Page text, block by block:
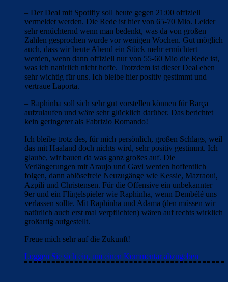
– Der Deal mit Spotifiy soll heute gegen 21:00 offiziell
vermeldet werden. Die Rede ist hier von 65-70 Mio. Leider
sehr ernüchternd wenn man bedenkt, was da von großen
Zahlen gesprochen wurde vor wenigen Wochen. Gut möglich
auch, dass wir heute Abend ein Stück mehr ernüchtert
werden, wenn dann offiziell nur von 55-60 Mio die Rede ist,
was ich natürlich nicht hoffe. Trotzdem ist dieser Deal eben
sehr wichtig für uns. Ich bleibe hier positiv gestimmt und
vertraue Laporta.
– Raphinha soll sich sehr gut vorstellen können für Barça
aufzulaufen und wäre sehr glücklich darüber. Das berichtet
kein geringerer als Fabrizio Romando!
Ich bleibe trotz des, für mich persönlich, großen Schlags, weil
das mit Haaland doch nichts wird, sehr positiv gestimmt. Ich
glaube, wir bauen da was ganz großes auf. Die
Verlängerungen mit Araujo und Gavi werden hoffentlich
folgen, dann ablösefreie Neuzugänge wie Kessie, Mazraoui,
Azpili und Christensen. Für die Offensive ein unbekannter
9er und ein Flügelspieler wie Raphinha, wenn Dembélé uns
verlassen sollte. Mit Raphinha und Adama (den müssen wir
natürlich auch erst mal verpflichten) wären auf rechts wirklich
großartig aufgestellt.
Freue mich sehr auf die Zukunft!
Loggen Sie sich ein, um einen Kommentar abzugeben